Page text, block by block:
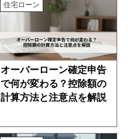
住宅ローン
オーバーローン確定申告
で何が変わる？控除額の
計算方法と注意点を解説